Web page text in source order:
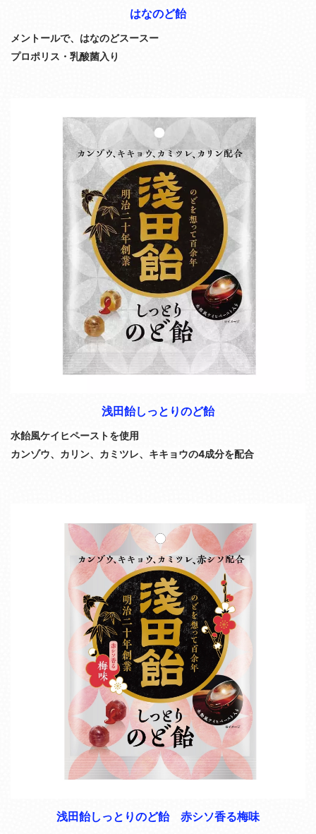
はなのど飴
メントールで、はなのどスースー
プロポリス・乳酸菌入り
浅田飴しっとりのど飴
水飴風ケイヒペーストを使用
カンゾウ、カリン、カミツレ、キキョウの4成分を配合
浅田飴しっとりのど飴 赤シソ香る梅味